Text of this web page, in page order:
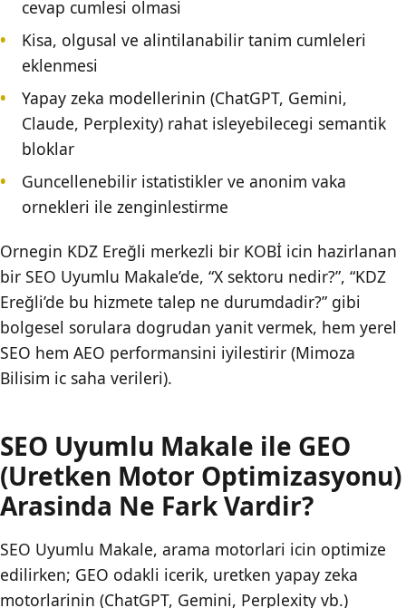
cevap cumlesi olmasi
Kisa, olgusal ve alintilanabilir tanim cumleleri
eklenmesi
Yapay zeka modellerinin (ChatGPT, Gemini,
Claude, Perplexity) rahat isleyebilecegi semantik
bloklar
Guncellenebilir istatistikler ve anonim vaka
ornekleri ile zenginlestirme
Ornegin KDZ Ereğli merkezli bir KOBİ icin hazirlanan
bir SEO Uyumlu Makale’de, “X sektoru nedir?”, “KDZ
Ereğli’de bu hizmete talep ne durumdadir?” gibi
bolgesel sorulara dogrudan yanit vermek, hem yerel
SEO hem AEO performansini iyilestirir (Mimoza
Bilisim ic saha verileri).
SEO Uyumlu Makale ile GEO
(Uretken Motor Optimizasyonu)
Arasinda Ne Fark Vardir?
SEO Uyumlu Makale, arama motorlari icin optimize
edilirken; GEO odakli icerik, uretken yapay zeka
motorlarinin (ChatGPT, Gemini, Perplexity vb.)